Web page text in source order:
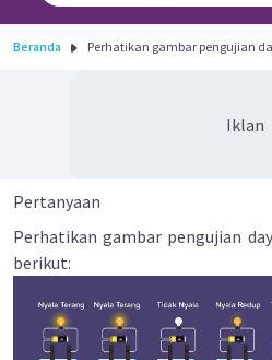
Beranda Perhatikan gambar pengujian
Iklan
Pertanyaan
Perhatikan gambar pengujian
berikut: